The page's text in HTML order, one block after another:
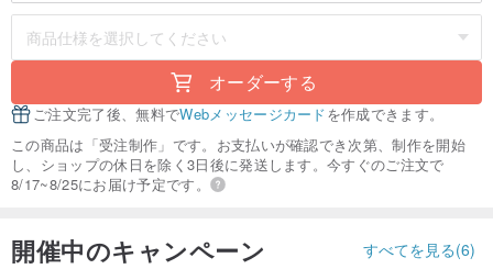
オーダーする
ご注文完了後、無料でWebメッセージカードを作成できます。
この商品は「受注制作」です。お支払いが確認でき次第、制作を開始
し、ショップの休日を除く3日後に発送します。今すぐのご注文で
8/17~8/25にお届け予定です。
開催中のキャンペーン すべてを見る(6)